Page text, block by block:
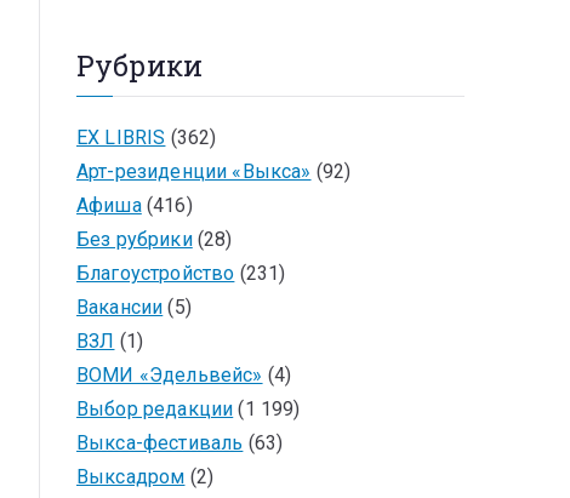
Рубрики
EX LIBRIS (362)
Арт-резиденции «Выкса» (92)
Афиша(416)
Без рубрики(28)
Благоустройство (231)
Вакансии (5)
ВЗЛ (1)
ВОМИ «Эдельвейс» (4)
Выбор редакции (1 199)
Выкса-фестиваль (63)
Выксадром (2)